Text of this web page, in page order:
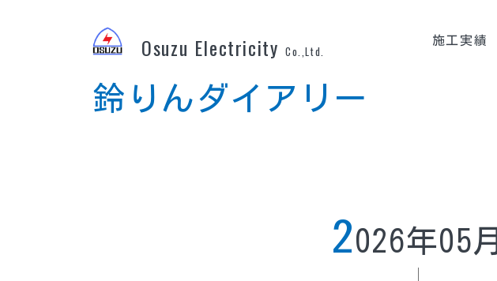
Osuzu Electricity Co.,Ltd.
施工実績
鈴りんダイアリー
2026年05月